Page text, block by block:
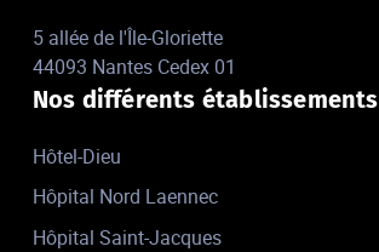
5 allée de l'Île-Gloriette
44093 Nantes Cedex 01
Nos différents établissements
Hôtel-Dieu
Hôpital Nord Laennec
Hôpital Saint-Jacques